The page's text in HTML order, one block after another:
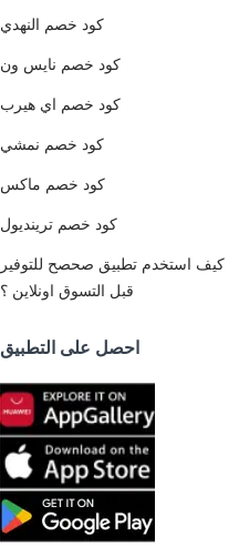
كود خصم النهدي
كود خصم نايس ون
كود خصم اي هيرب
كود خصم نمشي
كود خصم ماكس
كود خصم ترينديول
كيف استخدم تطبيق صحصح للتوفير
قبل التسوق اونلاين ؟
احصل على التطبيق